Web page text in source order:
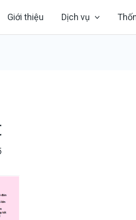
Giới thiệu Dịch vụ